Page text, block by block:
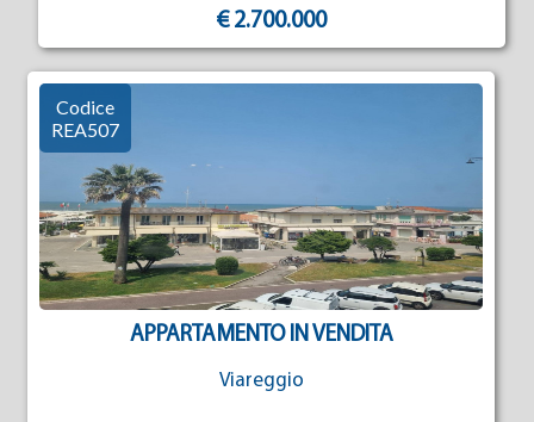
€ 2.700.000
APPARTAMENTO IN VENDITA
Viareggio
Codice
REA507